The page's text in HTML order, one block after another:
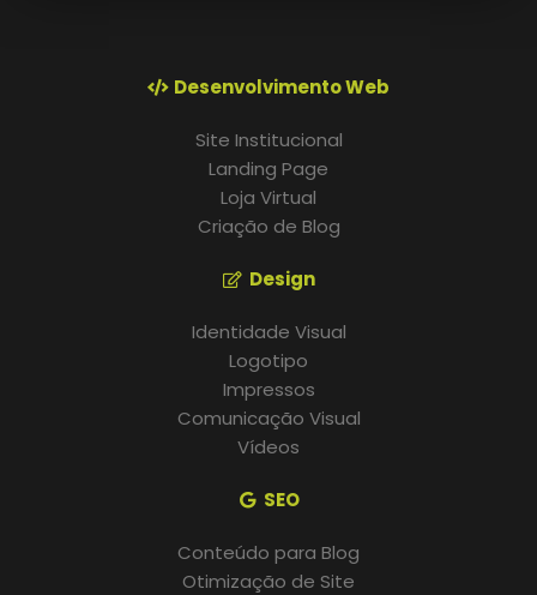
Desenvolvimento Web
Site Institucional
Landing Page
Loja Virtual
Criação de Blog
Design
Identidade Visual
Logotipo
Impressos
Comunicação Visual
Vídeos
SEO
Conteúdo para Blog
Otimização de Site